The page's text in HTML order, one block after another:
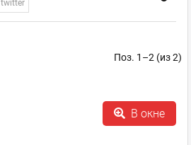
twitter
Поз. 1–2 (из 2)
В окне